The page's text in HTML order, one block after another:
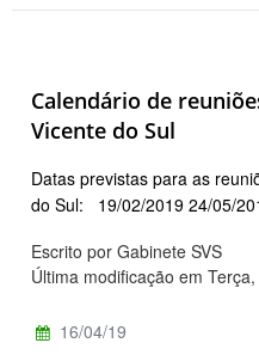
Calendário de
Vicente do Sul
Datas previstas para as
do Sul: 19/02/2019 24/05/
Escrito por Gabinete SVS
Última modificação em
16/04/19